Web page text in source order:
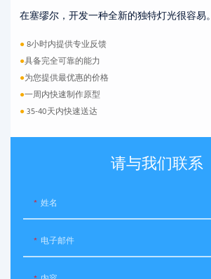
在塞缪尔，开发一种全新的独特灯光很容易。
●8小时内提供专业反馈
●具备完全可靠的能力
●为您提供最优惠的价格
●一周内快速制作原型
●35-40天内快速送达
请与我们联系
姓名
电子邮件